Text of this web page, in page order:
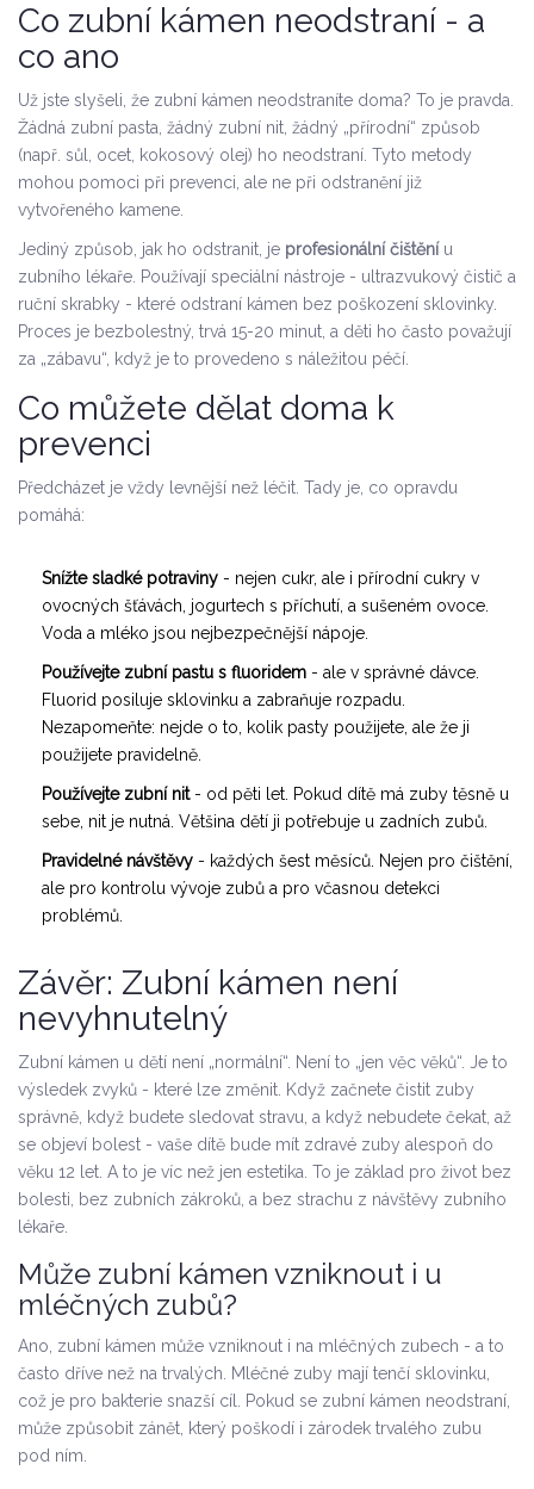
Co zubní kámen neodstraní - a
co ano
Už jste slyšeli, že zubní kámen neodstraníte doma? To je pravda.
Žádná zubní pasta, žádný zubní nit, žádný „přírodní“ způsob
(např. sůl, ocet, kokosový olej) ho neodstraní. Tyto metody
mohou pomoci při prevenci, ale ne při odstranění již
vytvořeného kamene.
Jediný způsob, jak ho odstranit, je profesionální čištění u
zubního lékaře. Používají speciální nástroje - ultrazvukový čistič a
ruční skrabky - které odstraní kámen bez poškození sklovinky.
Proces je bezbolestný, trvá 15-20 minut, a děti ho často považují
za „zábavu“, když je to provedeno s náležitou péčí.
Co můžete dělat doma k
prevenci
Předcházet je vždy levnější než léčit. Tady je, co opravdu
pomáhá:
Snížte sladké potraviny - nejen cukr, ale i přírodní cukry v
ovocných šťávách, jogurtech s příchutí, a sušeném ovoce.
Voda a mléko jsou nejbezpečnější nápoje.
Používejte zubní pastu s fluoridem - ale v správné dávce.
Fluorid posiluje sklovinku a zabraňuje rozpadu.
Nezapomeňte: nejde o to, kolik pasty použijete, ale že ji
použijete pravidelně.
Používejte zubní nit- od pěti let. Pokud dítě má zuby těsně u
sebe, nit je nutná. Většina dětí ji potřebuje u zadních zubů.
Pravidelné návštěvy - každých šest měsíců. Nejen pro čištění,
ale pro kontrolu vývoje zubů a pro včasnou detekci
problémů.
Závěr: Zubní kámen není
nevyhnutelný
Zubní kámen u dětí není „normální“. Není to „jen věc věků“. Je to
výsledek zvyků - které lze změnit. Když začnete čistit zuby
správně, když budete sledovat stravu, a když nebudete čekat, až
se objeví bolest - vaše dítě bude mít zdravé zuby alespoň do
věku 12 let. A to je víc než jen estetika. To je základ pro život bez
bolesti, bez zubních zákroků, a bez strachu z návštěvy zubního
lékaře.
Může zubní kámen vzniknout i u
mléčných zubů?
Ano, zubní kámen může vzniknout i na mléčných zubech - a to
často dříve než na trvalých. Mléčné zuby mají tenčí sklovinku,
což je pro bakterie snazší cíl. Pokud se zubní kámen neodstraní,
může způsobit zánět, který poškodí i zárodek trvalého zubu
pod ním.